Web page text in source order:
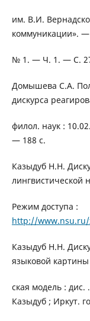
им. В.И.
коммуникации».
№ 1. — Ч. 1. — С.
Домышева С.А.
дискурса
филол. наук :
— 188 с.
Казыдуб Н.Н.
Режим доступа :
http://
Казыдуб Н.Н.
языковой
ская модель :
Казыдуб ; Иркут.